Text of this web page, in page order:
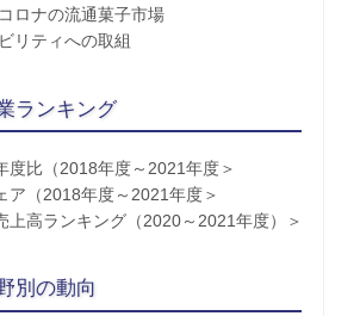
ナの流通菓子市場
ティへの取組
ランキング
度比（2018年度～2021年度＞
ア（2018年度～2021年度＞
上高ランキング（2020～2021年度）＞
別の動向